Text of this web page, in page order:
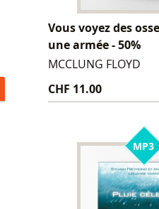
Vous voyez des
une armée - 50%
MCCLUNG FLOYD
CHF 11.00
MP3